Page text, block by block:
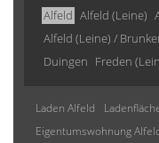
Alfeld Alfeld (Leine)
Alfeld (Leine) /
Duingen Freden
Laden Alfeld
Eigentumswohnung